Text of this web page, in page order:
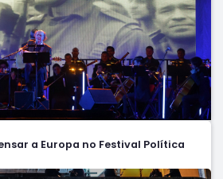
a Europa no Festival Política